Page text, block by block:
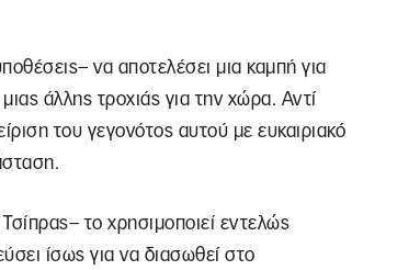
να αποτελέσει μια καμπή για
άλλης τροχιάς για την χώρα. Αντί
του γεγονότος αυτού με ευκαιριακό
το χρησιμοποιεί εντελώς
ίσως για να διασωθεί στο